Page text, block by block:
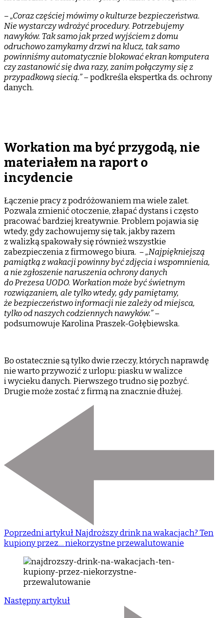
– „Coraz częściej mówimy o kulturze bezpieczeństwa.
Nie wystarczy wdrożyć procedury. Potrzebujemy
nawyków. Tak samo jak przed wyjściem z domu
odruchowo zamykamy drzwi na klucz, tak samo
powinniśmy automatycznie blokować ekran komputera
czy zastanowić się dwa razy, zanim połączymy się z
przypadkową siecią.”– podkreśla ekspertka ds. ochrony
danych.
Workation ma być przygodą, nie
materiałem na raport o
incydencie
Łączenie pracy z podróżowaniem ma wiele zalet.
Pozwala zmienić otoczenie, złapać dystans i często
pracować bardziej kreatywnie. Problem pojawia się
wtedy, gdy zachowujemy się tak, jakby razem
z walizką spakowały się również wszystkie
zabezpieczenia z firmowego biura. – „Najpiękniejszą
pamiątką z wakacji powinny być zdjęcia i wspomnienia,
a nie zgłoszenie naruszenia ochrony danych
do Prezesa UODO. Workation może być świetnym
rozwiązaniem, ale tylko wtedy, gdy pamiętamy,
że bezpieczeństwo informacji nie zależy od miejsca,
tylko od naszych codziennych nawyków.”–
podsumowuje Karolina Praszek-Gołębiewska.
Bo ostatecznie są tylko dwie rzeczy, których naprawdę
nie warto przywozić z urlopu: piasku w walizce
i wycieku danych. Pierwszego trudno się pozbyć.
Drugie może zostać z firmą na znacznie dłużej.
Poprzedni artykuł Najdroższy drink na wakacjach? Ten
kupiony przez… niekorzystne przewalutowanie
Następny artykuł